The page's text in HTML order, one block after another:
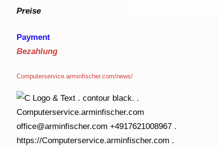
Preise
Payment
Bezahlung
Computerservice.arminfischer.com/news/